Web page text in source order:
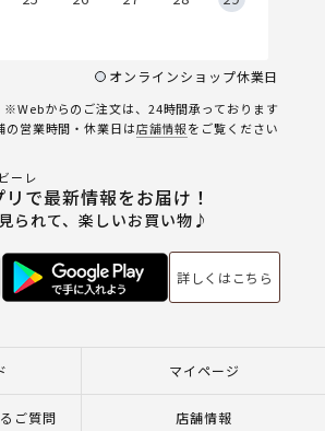
オンラインショップ休業日
※Webからのご注文は、24時間承っております
営業時間・休業日は店舗情報をご覧ください
ーレ
で最新情報をお届け！
られて、楽しいお買い物♪
詳しくはこちら
マイページ
ご質問 店舗情報